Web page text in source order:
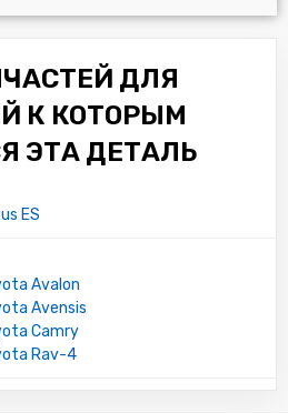
ДЛЯ
К КОТОРЫМ
ЭТА ДЕТАЛЬ
ES
Avalon
Avensis
Camry
Rav-4